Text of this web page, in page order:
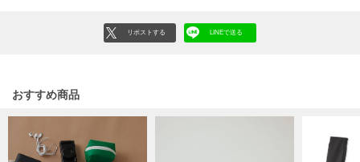
ラート
リポストする LINEで送る
おすすめ商品